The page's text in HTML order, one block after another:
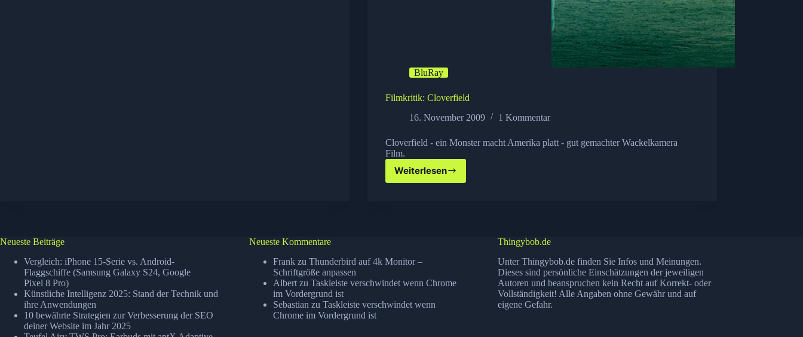
BluRay
Filmkritik: Cloverfield
16. November 2009
1 Kommentar
Cloverfield - ein Monster macht Amerika platt - gut gemachter Wackelkamera
Film.
Weiterlesen
Filmkritik:
Neueste Beiträge
Vergleich: iPhone 15-Serie vs. Android-
Flaggschiffe (Samsung Galaxy S24, Google
Pixel 8 Pro)
Künstliche Intelligenz 2025: Stand der Technik und
ihre Anwendungen
10 bewährte Strategien zur Verbesserung der SEO
deiner Website im Jahr 2025
Neueste Kommentare
Frankzu Thunderbird auf 4k Monitor –
Schriftgröße anpassen
Albertzu Taskleiste verschwindet wenn Chrome
im Vordergrund ist
Sebastian zu Taskleiste verschwindet wenn
Chrome im Vordergrund ist
Thingybob.de
Unter Thingybob.de finden Sie Infos und Meinungen.
Dieses sind persönliche Einschätzungen der jeweiligen
Autoren und beanspruchen kein Recht auf Korrekt- oder
Vollständigkeit! Alle Angaben ohne Gewähr und auf
eigene Gefahr.